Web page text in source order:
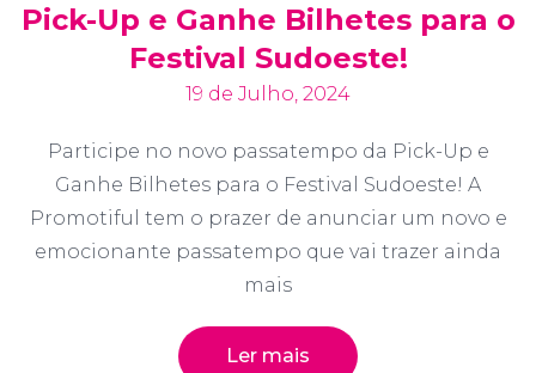
Pick-Up e Ganhe Bilhetes para o
Festival Sudoeste!
19 de Julho, 2024
Participe no novo passatempo da Pick-Up e
Ganhe Bilhetes para o Festival Sudoeste! A
Promotiful tem o prazer de anunciar um novo e
emocionante passatempo que vai trazer ainda
mais
Ler mais